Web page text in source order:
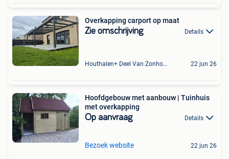
Overkapping carport op maat
Zie omschrijving Details
Houthalen+ Deel Van Zonhoven En Zolder 22 jun 26
Hoofdgebouw met aanbouw | Tuinhuis
met overkapping
Op aanvraag Details
Bezoek website 22 jun 26